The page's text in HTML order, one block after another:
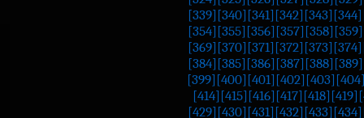
[339] [340] [341] [342] [343] [344]
[354] [355] [356] [357] [358] [359]
[369] [370] [371] [372] [373] [374]
[384] [385] [386] [387] [388] [389]
[399] [400] [401] [402] [403]
[414] [415] [416] [417] [418] [419]
[429] [430] [431] [432] [433] [434]